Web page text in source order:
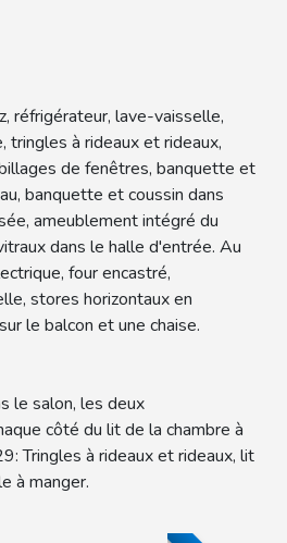
réfrigérateur, lave-vaisselle,
tringles à rideaux et rideaux,
de fenêtres, banquette et
banquette et coussin dans
ameublement intégré du
dans le halle d'entrée. Au
four encastré,
stores horizontaux en
le balcon et une chaise.
le salon, les deux
côté du lit de la chambre à
Tringles à rideaux et rideaux, lit
à manger.